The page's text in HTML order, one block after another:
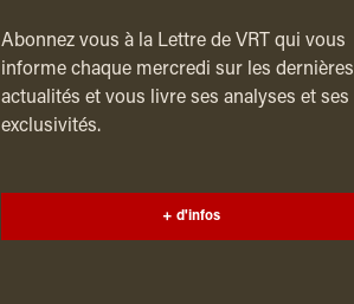
Abonnez vous à la Lettre de VRT qui vous
informe chaque mercredi sur les dernières
actualités et vous livre ses analyses et ses
exclusivités.
+ d'infos